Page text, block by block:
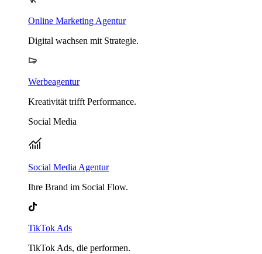
Online Marketing Agentur
Digital wachsen mit Strategie.
Werbeagentur
Kreativität trifft Performance.
Social Media
Social Media Agentur
Ihre Brand im Social Flow.
TikTok Ads
TikTok Ads, die performen.